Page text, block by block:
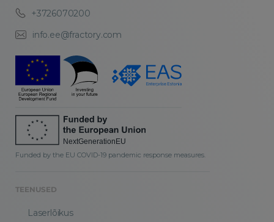
+3726070200
info.ee@fractory.com
Funded by the EU COVID-19 pandemic response measures.
TEENUSED
Laserlõikus